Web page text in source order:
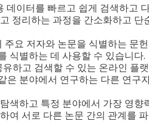
데이터를 빠르고 쉽게 검색하고
정리하는 과정을 간소화하고 단
요 저자와 논문을 식별하는 문
식별하는 데 사용할 수 있습니다.
하고 검색할 수 있는 온라인 플
은 분야에서 연구하는 다른 연구
하고 특정 분야에서 가장 영향
여 서로 다른 논문 간의 관계를